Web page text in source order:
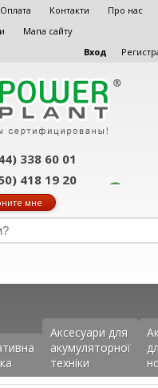
Оплата Контакти Про нас
Мапа сайту
Вход
338 60 01
418 19 20
мне
Аксесуари для
акумуляторної
техніки